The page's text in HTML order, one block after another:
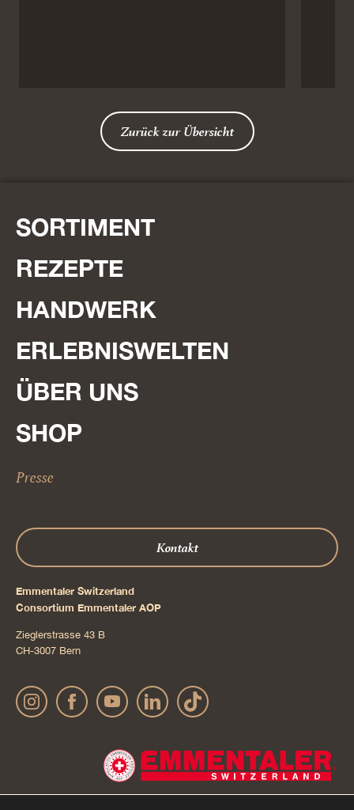
Zurück zur Übersicht
SORTIMENT
REZEPTE
HANDWERK
ERLEBNISWELTEN
ÜBER UNS
SHOP
Presse
Kontakt
Emmentaler Switzerland
Consortium Emmentaler AOP
Zieglerstrasse 43 B
CH-3007 Bern